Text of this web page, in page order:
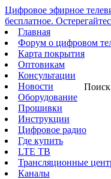
Цифровое эфирное
бесплатное.
Главная
Форум о цифровом
Карта покрытия
Оптовикам
Консультации
Поиск
Новости
Оборудование
Прошивки
Инструкции
Цифровое радио
Где купить
LTE ТВ
Трансляционные
Каналы